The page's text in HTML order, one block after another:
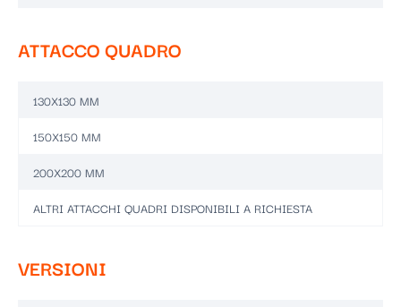
ATTACCO QUADRO
130X130 MM
150X150 MM
200X200 MM
ALTRI ATTACCHI QUADRI DISPONIBILI A RICHIESTA
VERSIONI